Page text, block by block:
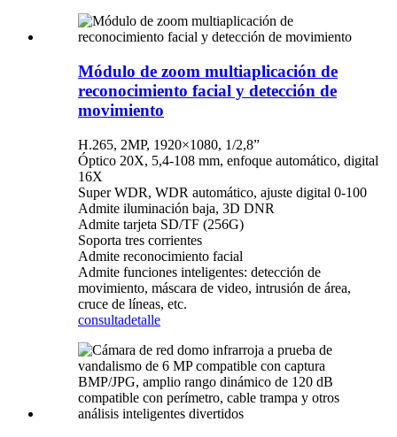
Módulo de zoom multiaplicación de
reconocimiento facial y detección de
movimiento
H.265, 2MP, 1920×1080, 1/2,8”
Óptico 20X, 5,4-108 mm, enfoque automático, digital
16X
Super WDR, WDR automático, ajuste digital 0-100
Admite iluminación baja, 3D DNR
Admite tarjeta SD/TF (256G)
Soporta tres corrientes
Admite reconocimiento facial
Admite funciones inteligentes: detección de
movimiento, máscara de video, intrusión de área,
cruce de líneas, etc.
consultadetalle